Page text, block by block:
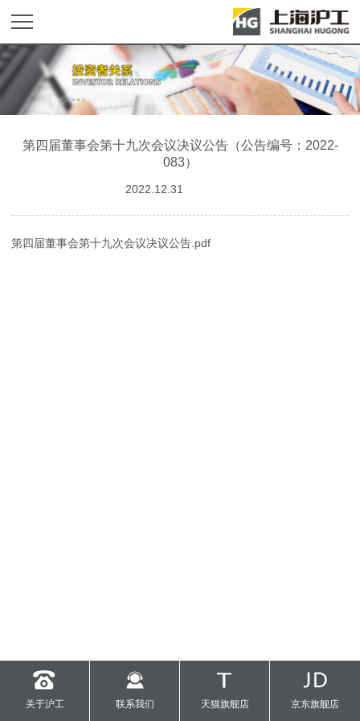
第四届董事会第十九次会议决议公告（公告编号：2022-
083）
2022.12.31
第四届董事会第十九次会议决议公告.pdf
关于沪工 联系我们 天猫旗舰店 京东旗舰店